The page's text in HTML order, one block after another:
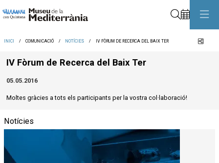
INICI COMUNICACIÓ NOTÍCIES IV FÒRUM DE RECERCA DEL BAIX TER
IV Fòrum de Recerca del Baix Ter
05.05.2016
Moltes gràcies a tots els participants per la vostra col·laboració!
Notícies